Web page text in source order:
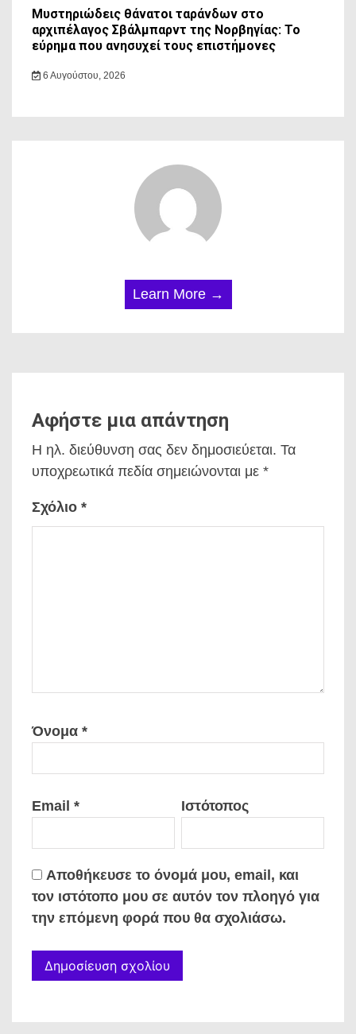
Μυστηριώδεις θάνατοι ταράνδων στο
αρχιπέλαγος Σβάλμπαρντ της Νορβηγίας: Το
εύρημα που ανησυχεί τους επιστήμονες
6 Αυγούστου, 2026
Learn More →
Αφήστε μια απάντηση
Η ηλ. διεύθυνση σας δεν δημοσιεύεται. Τα
υποχρεωτικά πεδία σημειώνονται με *
Σχόλιο *
Όνομα *
Email * Ιστότοπος
Αποθήκευσε το όνομά μου, email, και
τον ιστότοπο μου σε αυτόν τον πλοηγό για
την επόμενη φορά που θα σχολιάσω.